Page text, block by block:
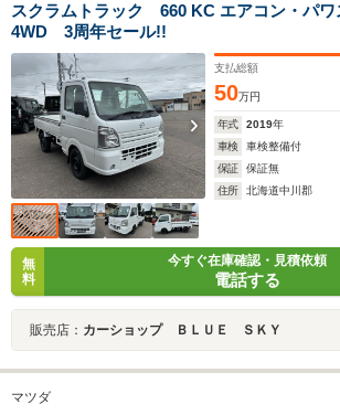
スクラムトラック 660 KC エアコン・パワ
4WD 3周年セール!!
支払総額
50万円
年式 2019年
車検
車検整備付
保証
保証無
住所
北海道中川郡
無
料
今すぐ在庫確認・見積依頼
電話する
販売店： カーショップ ＢＬＵＥ ＳＫＹ
マツダ